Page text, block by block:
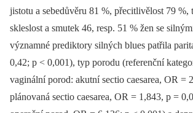
jistotu a sebedůvěru 81 %, přecitlivělost 79 %,
skleslost a smutek 46, resp. 51 % žen se
významné prediktory silných blues patřila
0,42; p < 0,001), typ porodu (referenční
vaginální porod: akutní sectio caesarea, OR =
plánovaná sectio caesarea, OR = 1,843, p =